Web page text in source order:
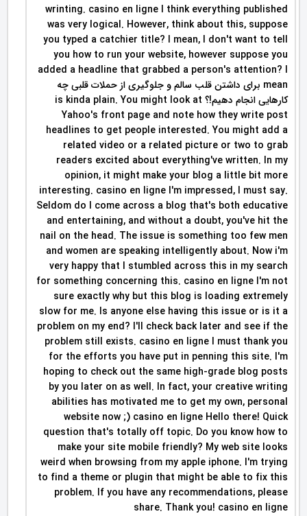
wrinting. casino en ligne I think everything published
was very logical. However, think about this, suppose
you typed a catchier title? I mean, I don't want to tell
you how to run your website, however suppose you
added a headline that grabbed a person's attention? I
mean برای داشتن قلب سالم و جلوگیری از حملات قلبی چه
کارهایی انجام دهیم!؟ is kinda plain. You might look at
Yahoo's front page and note how they write post
headlines to get people interested. You might add a
related video or a related picture or two to grab
readers excited about everything've written. In my
opinion, it might make your blog a little bit more
interesting. casino en ligne I'm impressed, I must say.
Seldom do I come across a blog that's both educative
and entertaining, and without a doubt, you've hit the
nail on the head. The issue is something too few men
and women are speaking intelligently about. Now i'm
very happy that I stumbled across this in my search
for something concerning this. casino en ligne I'm not
sure exactly why but this blog is loading extremely
slow for me. Is anyone else having this issue or is it a
problem on my end? I'll check back later and see if the
problem still exists. casino en ligne I must thank you
for the efforts you have put in penning this site. I'm
hoping to check out the same high-grade blog posts
by you later on as well. In fact, your creative writing
abilities has motivated me to get my own, personal
website now ;) casino en ligne Hello there! Quick
question that's totally off topic. Do you know how to
make your site mobile friendly? My web site looks
weird when browsing from my apple iphone. I'm trying
to find a theme or plugin that might be able to fix this
problem. If you have any recommendations, please
share. Thank you! casino en ligne